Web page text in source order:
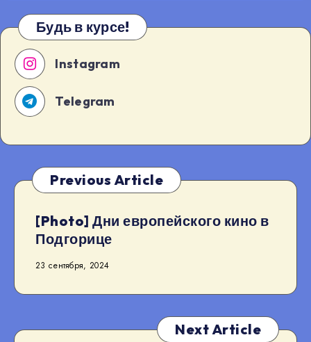
Будь в курсе!
Instagram
Telegram
Previous Article
[Photo] Дни европейского кино в
Подгорице
23 сентября, 2024
Next Article